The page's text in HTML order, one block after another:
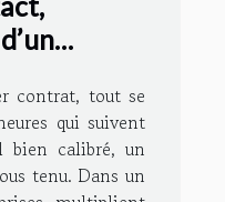
contrat, tout se
qui suivent
bien calibré, un
tenu. Dans un